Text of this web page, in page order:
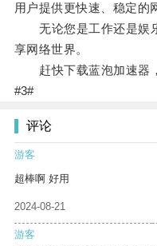
用户提供更快速、稳定的
无论您是工作还是娱乐
享网络世界。
赶快下载蓝泡加速器，
#3#
评论
游客
超棒啊 好用
2024-08-21
游客